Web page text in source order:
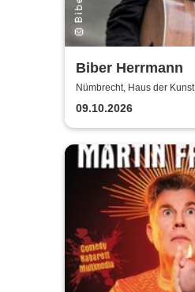
Biber Herrmann
Nümbrecht, Haus der
09.10.2026